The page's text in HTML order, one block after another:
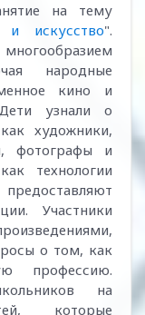
на тему
и искусство".
народные
кино и
узнали о
художники,
фотографы и
технологии
Участники
о том, как
профессию.
на
которые